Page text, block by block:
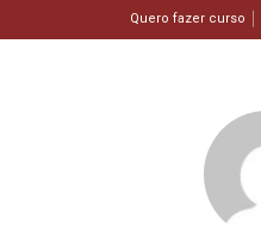
Quero fazer curso